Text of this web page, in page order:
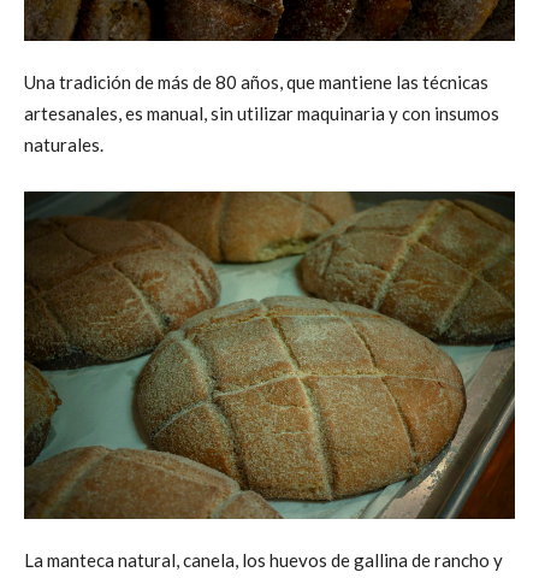
Una tradición de más de 80 años, que mantiene las técnicas
artesanales, es manual, sin utilizar maquinaria y con insumos
naturales.
La manteca natural, canela, los huevos de gallina de rancho y